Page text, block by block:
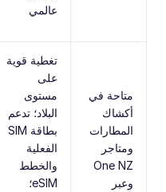
عالمي
متاحة في
أكشاك
المطارات
ومتاجر
One NZ
وعبر
تغطية قوية
على
مستوى
البلاد؛ تدعم
بطاقة SIM
الفعلية
والخطط
eSIM؛